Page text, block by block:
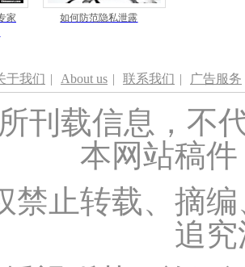
家
如何防范隐私泄露
于我们 | About us | 联系我们 | 广告服务
刊载信息，不
本网站稿
禁止转载、摘
追